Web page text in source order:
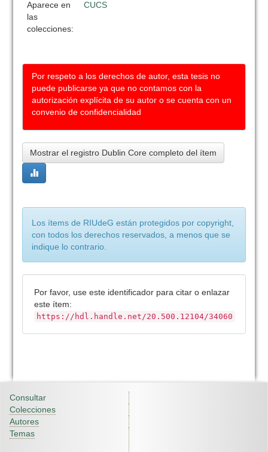
Aparece en
las
colecciones:
CUCS
Por respeto a los derechos de autor, esta tesis no
puede publicarse ya que no contamos con la
autorización explícita de su autor o se cuenta con un
convenio de confidencialidad
Mostrar el registro Dublin Core completo del ítem
Los ítems de RIUdeG están protegidos por copyright,
con todos los derechos reservados, a menos que se
indique lo contrario.
Por favor, use este identificador para citar o enlazar
este ítem:
https://hdl.handle.net/20.500.12104/34060
Consultar
Colecciones
Autores
Temas